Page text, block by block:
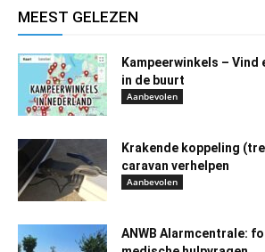
MEEST GELEZEN
Kampeerwinkels – Vind
in de buurt
Aanbevolen
Krakende koppeling
caravan verhelpen
Aanbevolen
ANWB Alarmcentrale: